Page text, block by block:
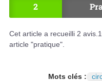
2
Cet article a recueilli 2 avis.
article "pratique".
Mots clés :